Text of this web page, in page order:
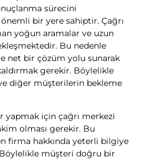
sürecini
önemli bir yere sahiptir. Çağrı
yoğun aramalar ve uzun
Bu nedenle
net bir çözüm yolu sunarak
gerekir. Böylelikle
diğer müşterilerin bekleme
yapmak için çağrı merkezi
olması gerekir. Bu
firma hakkında yeterli bilgiye
müşteri doğru bir